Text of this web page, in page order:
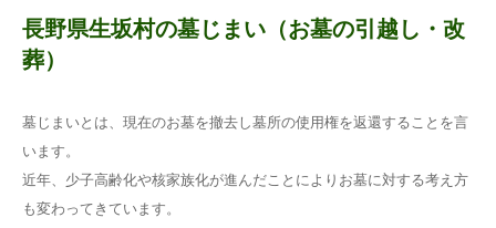
長野県生坂村の墓じまい（お墓の引越し・改
葬）
墓じまいとは、現在のお墓を撤去し墓所の使用権を返還することを言
います。
近年、少子高齢化や核家族化が進んだことによりお墓に対する考え方
も変わってきています。
吉祥の特徴